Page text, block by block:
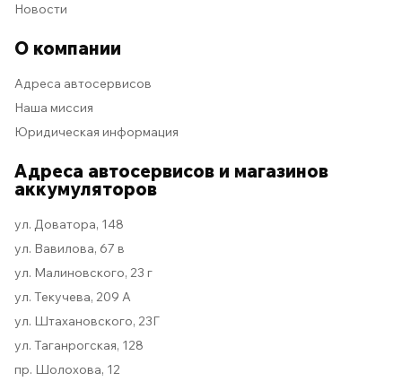
Новости
О компании
Адреса автосервисов
Наша миссия
Юридическая информация
Адреса автосервисов и магазинов
аккумуляторов
ул. Доватора, 148
ул. Вавилова, 67 в
ул. Малиновского, 23 г
ул. Текучева, 209 А
ул. Штахановского, 23Г
ул. Таганрогская, 128
пр. Шолохова, 12